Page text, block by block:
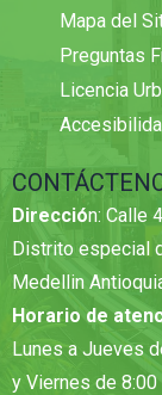
Mapa del
Preguntas
Licencia
Dirección: Calle
Distrito especial
Medellin
Horario de
Lunes a Jueves
y Viernes de 8:00